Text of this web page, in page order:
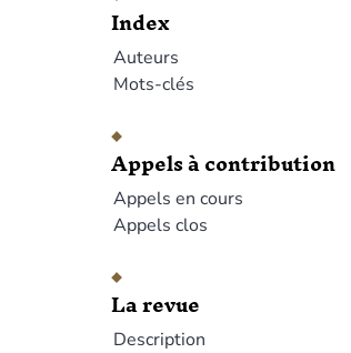
Index
Auteurs
Mots-clés
Appels à contribution
Appels en cours
Appels clos
La revue
Description